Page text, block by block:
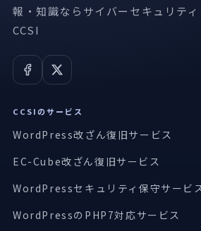
報・知識ならサイバーセキュリティ
CCSI
CCSIのサービス
WordPress改ざん復旧サービス
EC-Cube改ざん復旧サービス
WordPressセキュリティ保守サービ
WordPressのPHP7対応サービス